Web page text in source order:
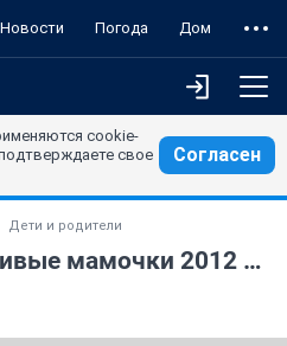
Новости Погода Дом
cookie-
свое
Согласен
Дети и родители
Красивые и счастливые мамочки 2012 года (часть 10)